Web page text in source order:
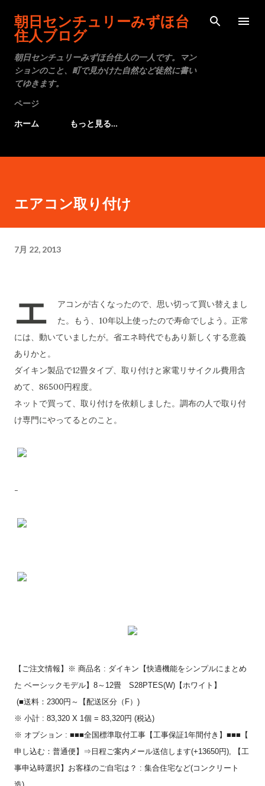
スキップしてメイン コンテンツに移動
朝日センチュリーみずほ台
住人ブログ
朝日センチュリーみずほ台住人の一人です。マン
ションのこと、町で見かけた自然など徒然に書い
てゆきます。
ページ
ホーム
もっと見る…
エアコン取り付け
7月 22, 2013
エ
アコンが古くなったので、思い切って買い替えまし
た。もう、10年以上使ったので寿命でしよう。正常
には、動いていましたが。省エネ時代でもあり新しくする意義
ありかと。
ダイキン製品で12畳タイプ、取り付けと家電リサイクル費用含
めて、86500円程度。
ネットで買って、取り付けを依頼しました。調布の人で取り付
け専門にやってるとのこと。
-
【ご注文情報】※ 商品名 : ダイキン【快適機能をシンプルにまとめ
た ベーシックモデル】8～12畳 S28PTES(W)【ホワイト】
(■送料：2300円～【配送区分（F） )
※ 小計 : 83,320 X 1個 = 83,320円 (税込)
※ オプション : ■■■全国標準取付工事【工事保証1年間付き】■■■【
申し込む：普通便】⇒日程ご案内メール送信します(+13650円), 【工
事申込時選択】お客様のご自宅は？ : 集合住宅など(コンクリート